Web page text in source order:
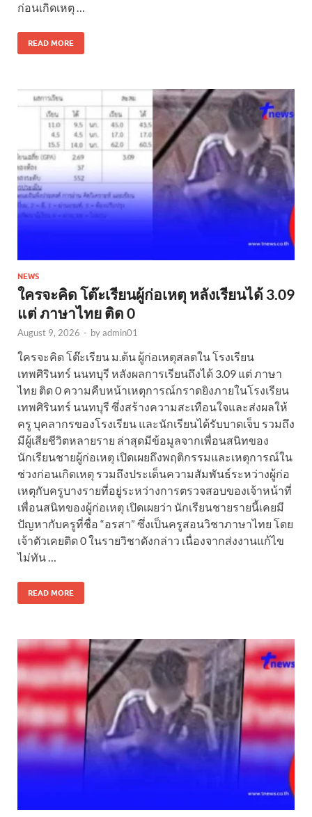
ก่อนเกิดเหตุ …
READ MORE
NEWS
ใครจะคิด โต๊ะเรียนผู้ก่อเหตุ หลังเรียนได้ 3.09
แต่ ภาษาไทย ติด 0
August 9, 2026 - byadmin01
ใครจะคิด โต๊ะเรียน ม.ต้น ผู้ก่อเหตุสลดใน โรงเรียน
เทพศิรินทร์ นนทบุรี หลังผลการเรียนถึงได้ 3.09 แต่ ภาษา
ไทย ติด 0 ความคืบหน้าเหตุการณ์กราดยิงภายในโรงเรียน
เทพศิรินทร์ นนทบุรี ซึ่งสร้างความสะเทือนใจและส่งผลให้
ครู บุคลากรของโรงเรียน และนักเรียนได้รับบาดเจ็บ รวมถึง
มีผู้เสียชีวิตหลายราย ล่าสุดมีข้อมูลจากเพื่อนสนิทของ
นักเรียนชายผู้ก่อเหตุ เปิดเผยถึงพฤติกรรมและเหตุการณ์ใน
ช่วงก่อนเกิดเหตุ รวมถึงประเด็นความสัมพันธ์ระหว่างผู้ก่อ
เหตุกับครูบางรายที่อยู่ระหว่างการตรวจสอบของเจ้าหน้าที่
เพื่อนสนิทของผู้ก่อเหตุ เปิดเผยว่า นักเรียนชายรายนี้เคยมี
ปัญหากับครูที่ชื่อ “อรสา” ซึ่งเป็นครูสอนวิชาภาษาไทย โดย
เจ้าตัวเคยติด 0 ในรายวิชาดังกล่าว เนื่องจากส่งงานแก้ไข
ไม่ทัน …
READ MORE